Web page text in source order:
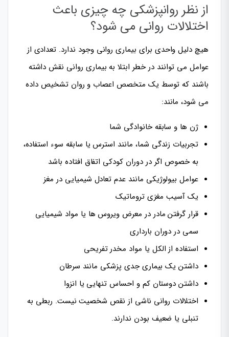
از نظر روانپزشکی چه چیزی باعث
اختلالات روانی می شود؟
هیچ دلیل واحدی برای بیماری روانی وجود ندارد. تعدادی از
عوامل می توانند در خطر ابتلا به بیماری روانی نقش داشته
باشند که توسط یک متخصص اعصاب و روان تشخیص داده
می شود، مانند:
ژن ها و سابقه خانوادگی شما
تجربیات زندگی شما، مانند استرس یا سابقه سوء استفاده،
به خصوص اگر در دوران کودکی اتفاق افتاده باشد
عوامل بیولوژیکی مانند عدم تعادل شیمیایی در مغز
یک آسیب مغزی تروماتیک
قرار گرفتن مادر در معرض ویروس ها یا مواد شیمیایی
سمی در دوران بارداری
استفاده از الکل یا مواد مخدر تفریحی
داشتن یک بیماری جدی پزشکی مانند سرطان
داشتن دوستان کم و احساس تنهایی یا انزوا
اختلالات روانی ناشی از نقص شخصیت نیست. ربطی به
تنبلی یا ضعیف بودن ندارند.